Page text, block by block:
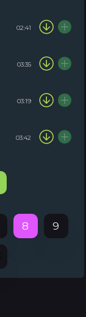
02:41
03:35
03:19
03:42
8 9